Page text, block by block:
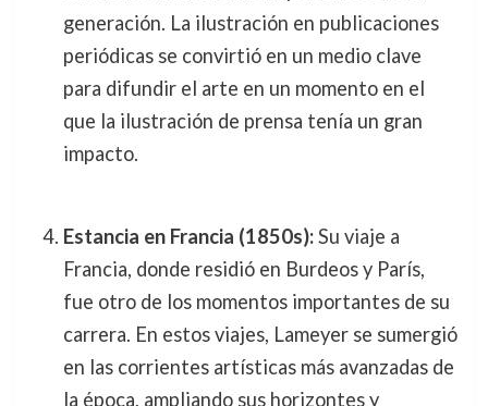
generación. La ilustración en publicaciones
periódicas se convirtió en un medio clave
para difundir el arte en un momento en el
que la ilustración de prensa tenía un gran
impacto.
Estancia en Francia (1850s):Su viaje a
Francia, donde residió en Burdeos y París,
fue otro de los momentos importantes de su
carrera. En estos viajes, Lameyer se sumergió
en las corrientes artísticas más avanzadas de
la época, ampliando sus horizontes y